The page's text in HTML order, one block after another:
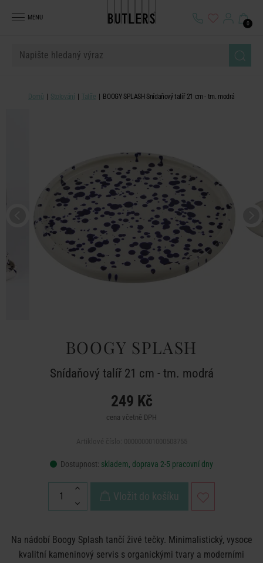
MENU
0
Domů Stolování Talíře BOOGY SPLASH Snídaňový talíř 21 cm - tm. modrá
BOOGY SPLASH
Snídaňový talíř 21 cm - tm. modrá
249 Kč
cena včetně DPH
Dostupnost: skladem, doprava 2-5 pracovní dny
Vložit do košíku
Na nádobí Boogy Splash tančí živé tečky. Minimalistický, vysoce
kvalitní kameninový servis s organickými tvary a moderními